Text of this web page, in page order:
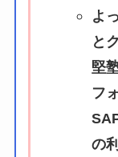
よ
と
堅
フ
の